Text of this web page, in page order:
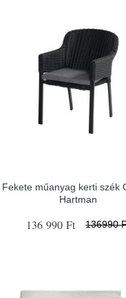
Fekete műanyag kerti szék
Hartman
136 990 Ft 136990